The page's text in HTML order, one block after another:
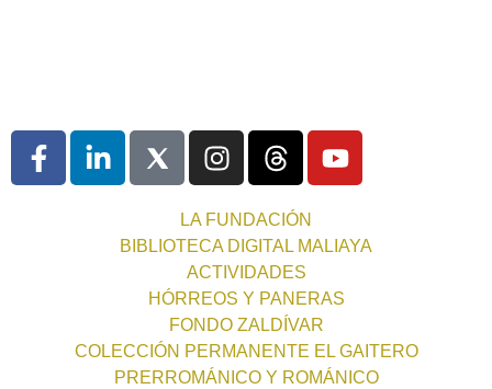
LA FUNDACIÓN
BIBLIOTECA DIGITAL MALIAYA
ACTIVIDADES
HÓRREOS Y PANERAS
FONDO ZALDÍVAR
COLECCIÓN PERMANENTE EL GAITERO
PRERROMÁNICO Y ROMÁNICO